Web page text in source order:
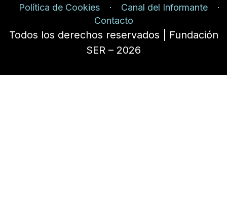
Política de Cookies
Canal del Informante
Contacto
Todos los derechos reservados | Fundación
SER – 2026